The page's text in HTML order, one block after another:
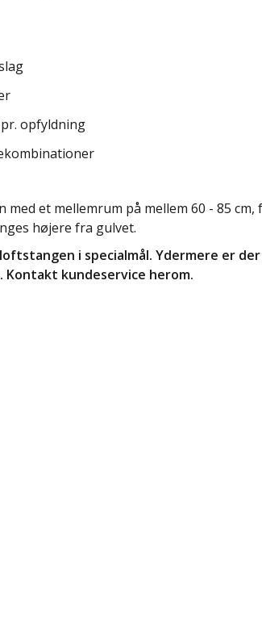
opfyldning
med et mellemrum på mellem 60 - 85
højere fra gulvet.
i specialmål. Ydermere er
kundeservice herom.